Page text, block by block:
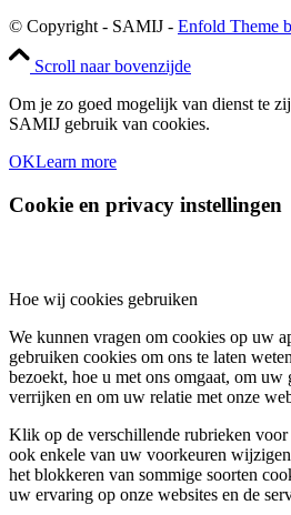
© Copyright - SAMIJ - Enfold Theme
Scroll naar bovenzijde
Om je zo goed mogelijk van dienst te
SAMIJ gebruik van cookies.
OKLearn more
Cookie en privacy instellingen
Hoe wij cookies gebruiken
We kunnen vragen om cookies op uw
gebruiken cookies om ons te laten
bezoekt, hoe u met ons omgaat, om uw
verrijken en om uw relatie met onze
Klik op de verschillende rubrieken
ook enkele van uw voorkeuren
het blokkeren van sommige soorten
uw ervaring op onze websites en de